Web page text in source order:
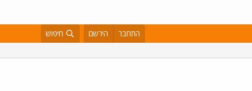
התחבר הירשם חיפוש